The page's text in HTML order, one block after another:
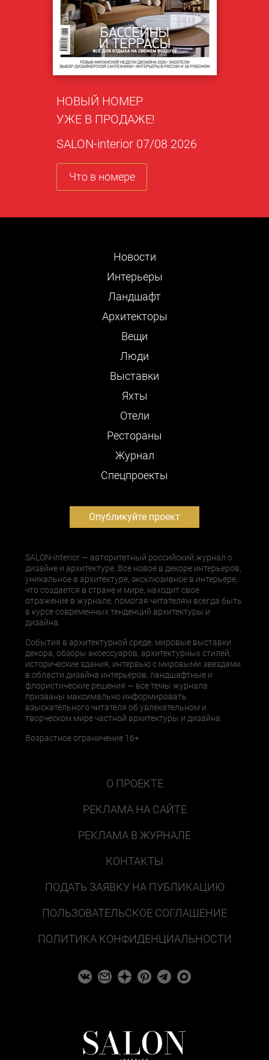
НОВЫЙ НОМЕР
УЖЕ В ПРОДАЖЕ!
SALON-interior 07/08 2026
Что в номере
Новости
Интерьеры
Ландшафт
Архитекторы
Вещи
Люди
Выставки
Яхты
Отели
Рестораны
Журнал
Cпецпроекты
Опубликуйте проект
SALON-interior — авторитетный российский журнал о
дизайне и архитектуре. Все новое в декоре интерьеров,
уникальное в архитектуре, эксклюзивное в интерьере,
что создается в стране и мире, находит свое
отражение в журнале, помогая читателям всегда быть
в курсе современных тенденций архитектуры и
дизайна.
События в архитектурной среде, мировые выставки
декора, обзоры аксессуаров, архитектурных стилей,
исторические здания, интервью с мировыми звездами
в области дизайна интерьеров, ландшафтные и
флористические решения — все темы журнала
призваны максимально информировать
взыскательного читателя об увлекательном и
творческом мире частной архитектуры и дизайна.
Возрастное ограничение 16+
О ПРОЕКТЕ
РЕКЛАМА НА САЙТЕ
РЕКЛАМА В ЖУРНАЛЕ
КОНТАКТЫ
ПОДАТЬ ЗАЯВКУ НА ПУБЛИКАЦИЮ
ПОЛЬЗОВАТЕЛЬСКОЕ СОГЛАШЕНИЕ
ПОЛИТИКА КОНФИДЕНЦИАЛЬНОСТИ